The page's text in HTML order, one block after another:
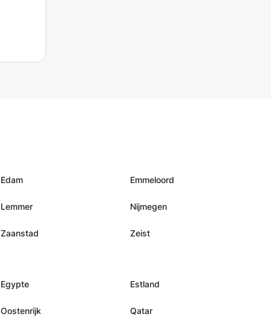
Edam Emmeloord
Lemmer Nijmegen
Zaanstad Zeist
Egypte Estland
Oostenrijk Qatar